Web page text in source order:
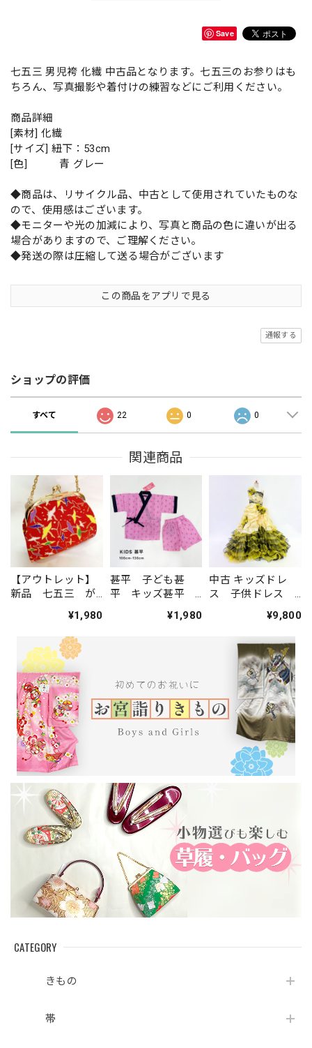
CATEGORY
きもの
帯
Save
七五三 男児袴 化繊 中古品となります。七五三のお参りはも
ちろん、写真撮影や着付けの練習などにご利用ください。
商品詳細
[素材] 化繊
[サイズ] 紐下：53cm
[色] 青 グレー
◆商品は、リサイクル品、中古として使用されていたものな
ので、使用感はございます。
◆モニターや光の加減により、写真と商品の色に違いが出る
場合がありますので、ご理解ください。
◆発送の際は圧縮して送る場合がございます
この商品をアプリで見る
通報する
ショップの評価
すべて 22 0 0
関連商品
【アウトレット】
新品 七五三 が
品 お子様用 鶴
柄 黄緑／赤 レ
ターパックプラス
発送 yu-08
¥1,980
甚平 子ども甚
平 キッズ甚平
ク色 100cm-
け 部屋着 パジ
ャマ 1446
¥1,980
中古 キッズドレ
ス 子供ドレス
撮影衣装 結婚
式 ステージドレ
スなどに KD-44
¥9,800